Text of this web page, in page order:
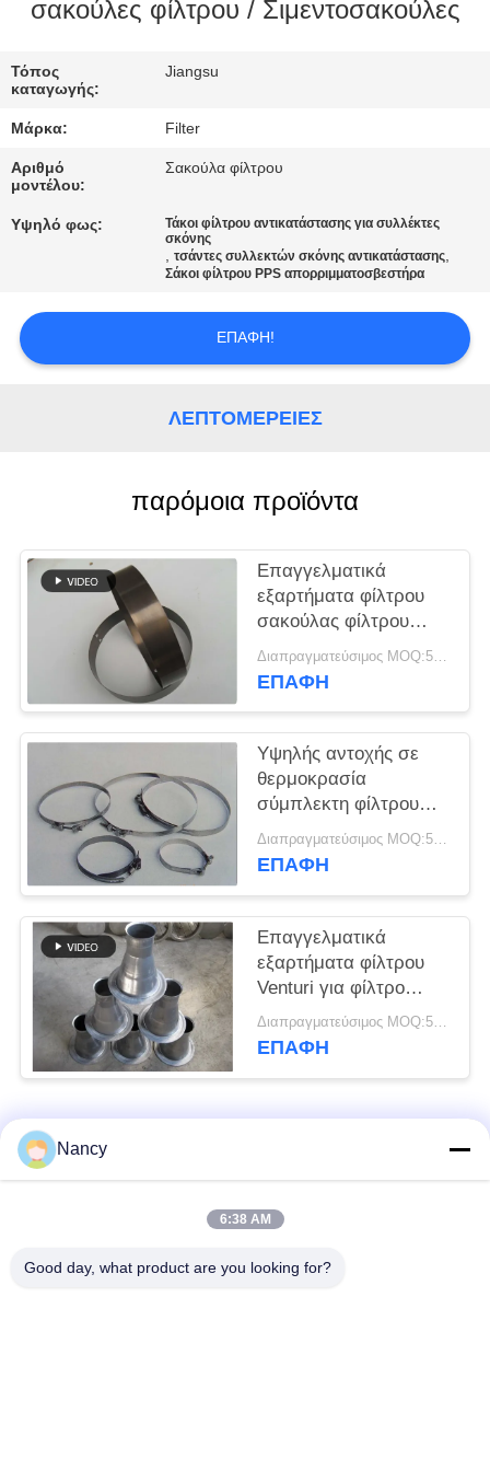
ΠΟΙΟΤΙΚΌΣ
ΜΑΣ
ΣΕ
ΕΠΑΦΉ
ΕΙΔΉΣΕΙΣ
ΠΟΛΙΤΙΚΉ
ΑΠΟΡΡΉΤΟΥ
σακούλες φίλτρου / Σιμεντοσακούλες
Τόπος
καταγωγής:
Jiangsu
Μάρκα: Filter
Αριθμό
μοντέλου:
Σακούλα φίλτρου
Υψηλό φως:
Τάκοι φίλτρου αντικατάστασης για συλλέκτες
σκόνης
,τσάντες συλλεκτών σκόνης αντικατάστασης,
Σάκοι φίλτρου PPS απορριμματοσβεστήρα
ΕΠΑΦΉ!
ΛΕΠΤΟΜΈΡΕΙΕΣ
παρόμοια προϊόντα
Επαγγελματικά
εξαρτήματα φίλτρου
σακούλας φίλτρου
Snap Band
Διαφορετικό υλικό και
Διαπραγματεύσιμος MOQ:50 τεμ
ΕΠΑΦΉ
Υψηλής αντοχής σε
θερμοκρασία
σύμπλεκτη φίλτρου
χαμηλής ευκαμψίας
Διαπραγματεύσιμος MOQ:50 τεμ
ΕΠΑΦΉ
Επαγγελματικά
εξαρτήματα φίλτρου
Venturi για φίλτρο
κλουβί
προσαρμοσμένο
Διαπραγματεύσιμος MOQ:50 τεμ
ΕΠΑΦΉ
Λαϊκή κατηγορία
Τύπος φίλτρου
Nancy
6:38 AM
Good day, what product are you looking for?